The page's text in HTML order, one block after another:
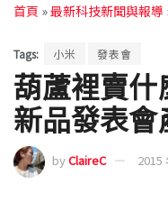
首頁 »最新科技新聞與報導
Tags: 小米 發表會
葫蘆裡賣
新品發表
byClaireC 2015